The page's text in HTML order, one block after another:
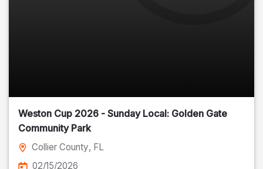
Weston Cup 2026 - Sunday Local: Golden Gate
Community Park
Collier County, FL
02/15/2026